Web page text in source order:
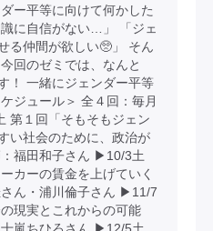
ー平等に向けて何かした
に自信がない…」 「ジェ
る仲間が欲しい🥺」 そん
回のゼミでは、なんと
！ 一緒にジェンダー平等
ジュール＞ 全４回：毎月
第１回「そもそもジェン
い社会のために、政治が
福田和子さん ▶︎10/3土
カーの賃金を上げていく
ん・浦川倫子さん ▶︎11/7
現実とこれからの可能